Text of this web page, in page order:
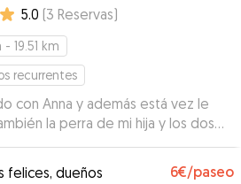
5.0 (3 Reservas)
- 19.51 km
recurrentes
con Anna y además está vez le
la perra de mi hija y los dos
”
felices, dueños
6€/paseo